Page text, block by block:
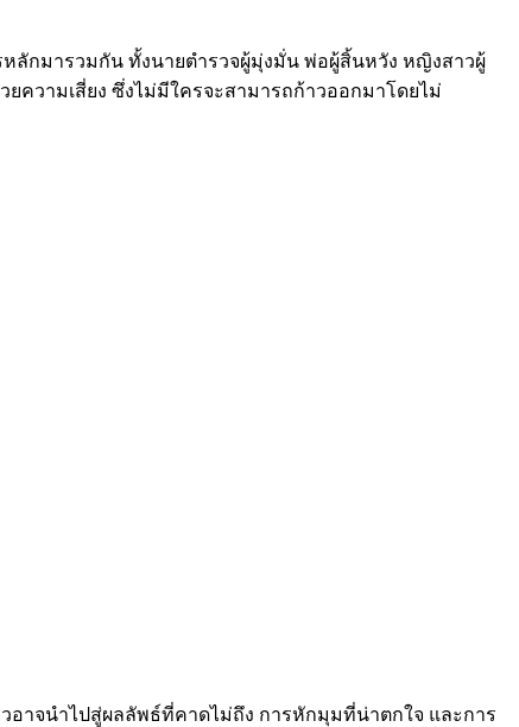
หลักมารวมกัน ทั้งนายตำรวจผู้มุ่งมั่น พ่อผู้สิ้นหวัง หญิงสาวผู้
ความเสี่ยง ซึ่งไม่มีใครจะสามารถก้าวออกมาโดยไม่
อาจนำไปสู่ผลลัพธ์ที่คาดไม่ถึง การหักมุมที่น่าตกใจ และการ